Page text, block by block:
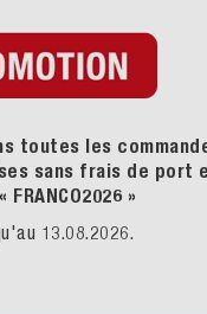
toutes les
sans frais de port
»
13.08.2026.